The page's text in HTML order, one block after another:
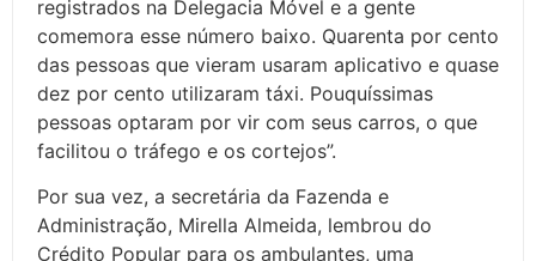
registrados na Delegacia Móvel e a gente
comemora esse número baixo. Quarenta por cento
das pessoas que vieram usaram aplicativo e quase
dez por cento utilizaram táxi. Pouquíssimas
pessoas optaram por vir com seus carros, o que
facilitou o tráfego e os cortejos”.
Por sua vez, a secretária da Fazenda e
Administração, Mirella Almeida, lembrou do
Crédito Popular para os ambulantes, uma